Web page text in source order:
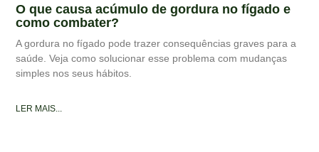
O que causa acúmulo de gordura no fígado e
como combater?
A gordura no fígado pode trazer consequências graves para a
saúde. Veja como solucionar esse problema com mudanças
simples nos seus hábitos.
LER MAIS...